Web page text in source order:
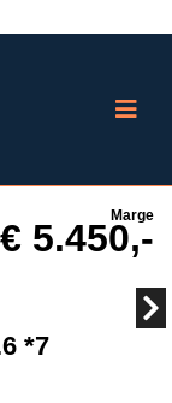
Marge
€ 5.450,-
*7